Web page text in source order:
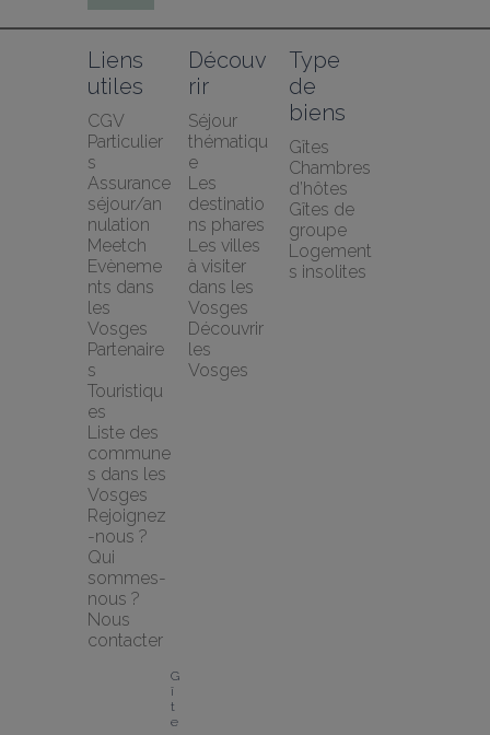
Liens
utiles
CGV
Particulier
s
Assurance
séjour/an
nulation
Meetch
Evèneme
nts dans
les
Vosges
Partenaire
s
Touristiqu
es
Liste des
commune
s dans les
Vosges
Rejoignez
-nous ?
Qui
sommes-
nous ?
Nous
contacter
Découv
rir
Séjour
thématiqu
e
Les
destinatio
ns phares
Les villes
à visiter
dans les
Vosges
Découvrir
les
Vosges
Type
de
biens
Gîtes
Chambres
d’hôtes
Gîtes de
groupe
Logement
s insolites
G
î
t
e